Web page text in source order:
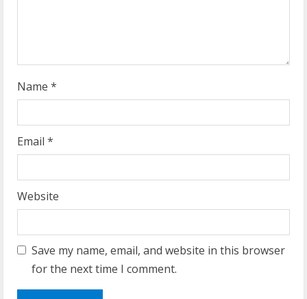
n
g
Name *
Email *
Website
Save my name, email, and website in this browser
for the next time I comment.